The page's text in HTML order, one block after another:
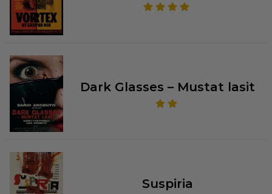
Dark Glasses – Mustat lasit
Suspiria